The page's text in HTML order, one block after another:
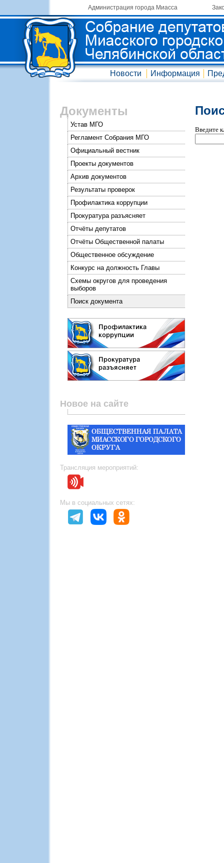
Администрация города Миасса
Новости Информация
Документы
Устав МГО
Регламент Собрания МГО
Официальный вестник
Проекты документов
Архив документов
Результаты проверок
Профилактика коррупции
Прокуратура разъясняет
Отчёты депутатов
Отчёты Общественной палаты
Общественное обсуждение
Конкурс на должность Главы
Схемы округов для проведения
выборов
Поиск документа
Новое на сайте
Трансляция мероприятий:
Мы в социальных сетях:
Введите